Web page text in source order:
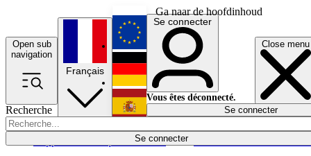
Ga naar de hoofdinhoud
Open sub
navigation
Close menu
Recherche
Se connecter
Économie
Français
English
Deutsch
Español
Se connecter
Vous êtes déconnecté.
Se connecter